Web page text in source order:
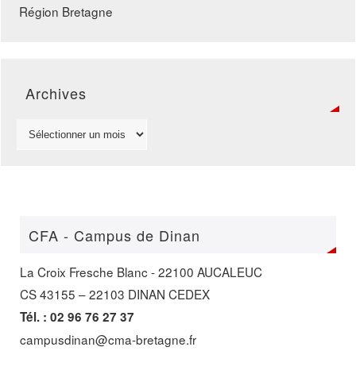
Région Bretagne
Archives
CFA - Campus de Dinan
La Croix Fresche Blanc - 22100 AUCALEUC
CS 43155 – 22103 DINAN CEDEX
Tél. : 02 96 76 27 37
campusdinan@cma-bretagne.fr